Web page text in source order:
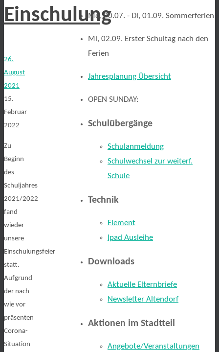
Einschulung
26.
August
2021
15.
Februar
2022
Zu
Beginn
des
Schuljahres
2021/2022
fand
wieder
unsere
Einschulungsfeier
statt.
Aufgrund
der nach
wie vor
präsenten
Corona-
Situation
Mo, 20.07. - Di, 01.09. Sommerferien
Mi, 02.09. Erster Schultag nach den
Ferien
Jahresplanung Übersicht
OPEN SUNDAY:
Schulübergänge
Schulanmeldung
Schulwechsel zur weiterf.
Schule
Technik
Element
Ipad Ausleihe
Downloads
Aktuelle Elternbriefe
Newsletter Altendorf
Aktionen im Stadtteil
Angebote/Veranstaltungen